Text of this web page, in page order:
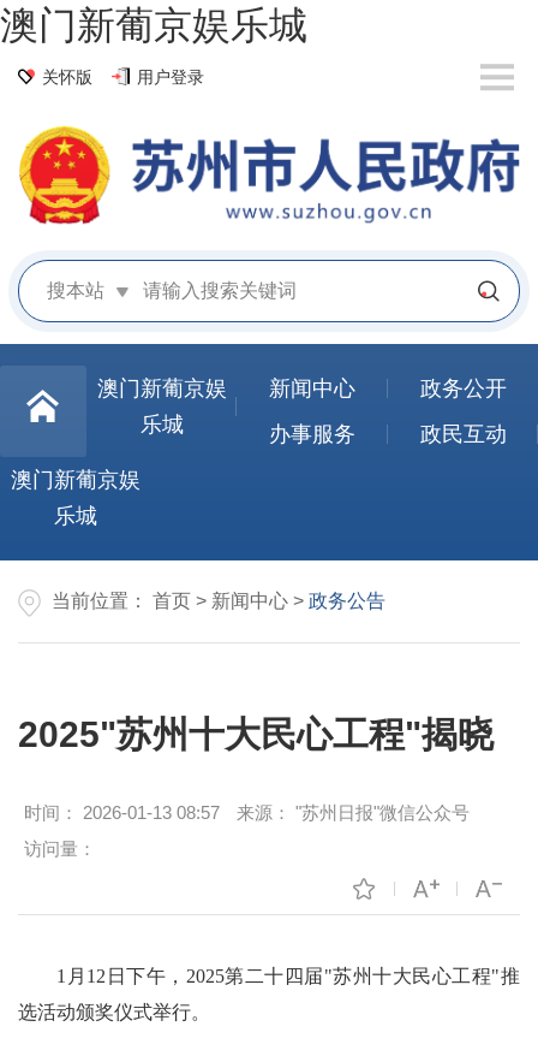
澳门新葡京娱乐城
关怀版 用户登录
搜本站
澳门新葡京娱
乐城
新闻中心
政务公开
办事服务
政民互动
澳门新葡京娱
乐城
当前位置： 首页 > 新闻中心 > 政务公告
2025"苏州十大民心工程"揭晓
时间： 2026-01-13 08:57 来源： "苏州日报"微信公众号
访问量：
1月12日下午， 2025第二十四届"苏州十大民心工程"推
选活动颁奖仪式举行。